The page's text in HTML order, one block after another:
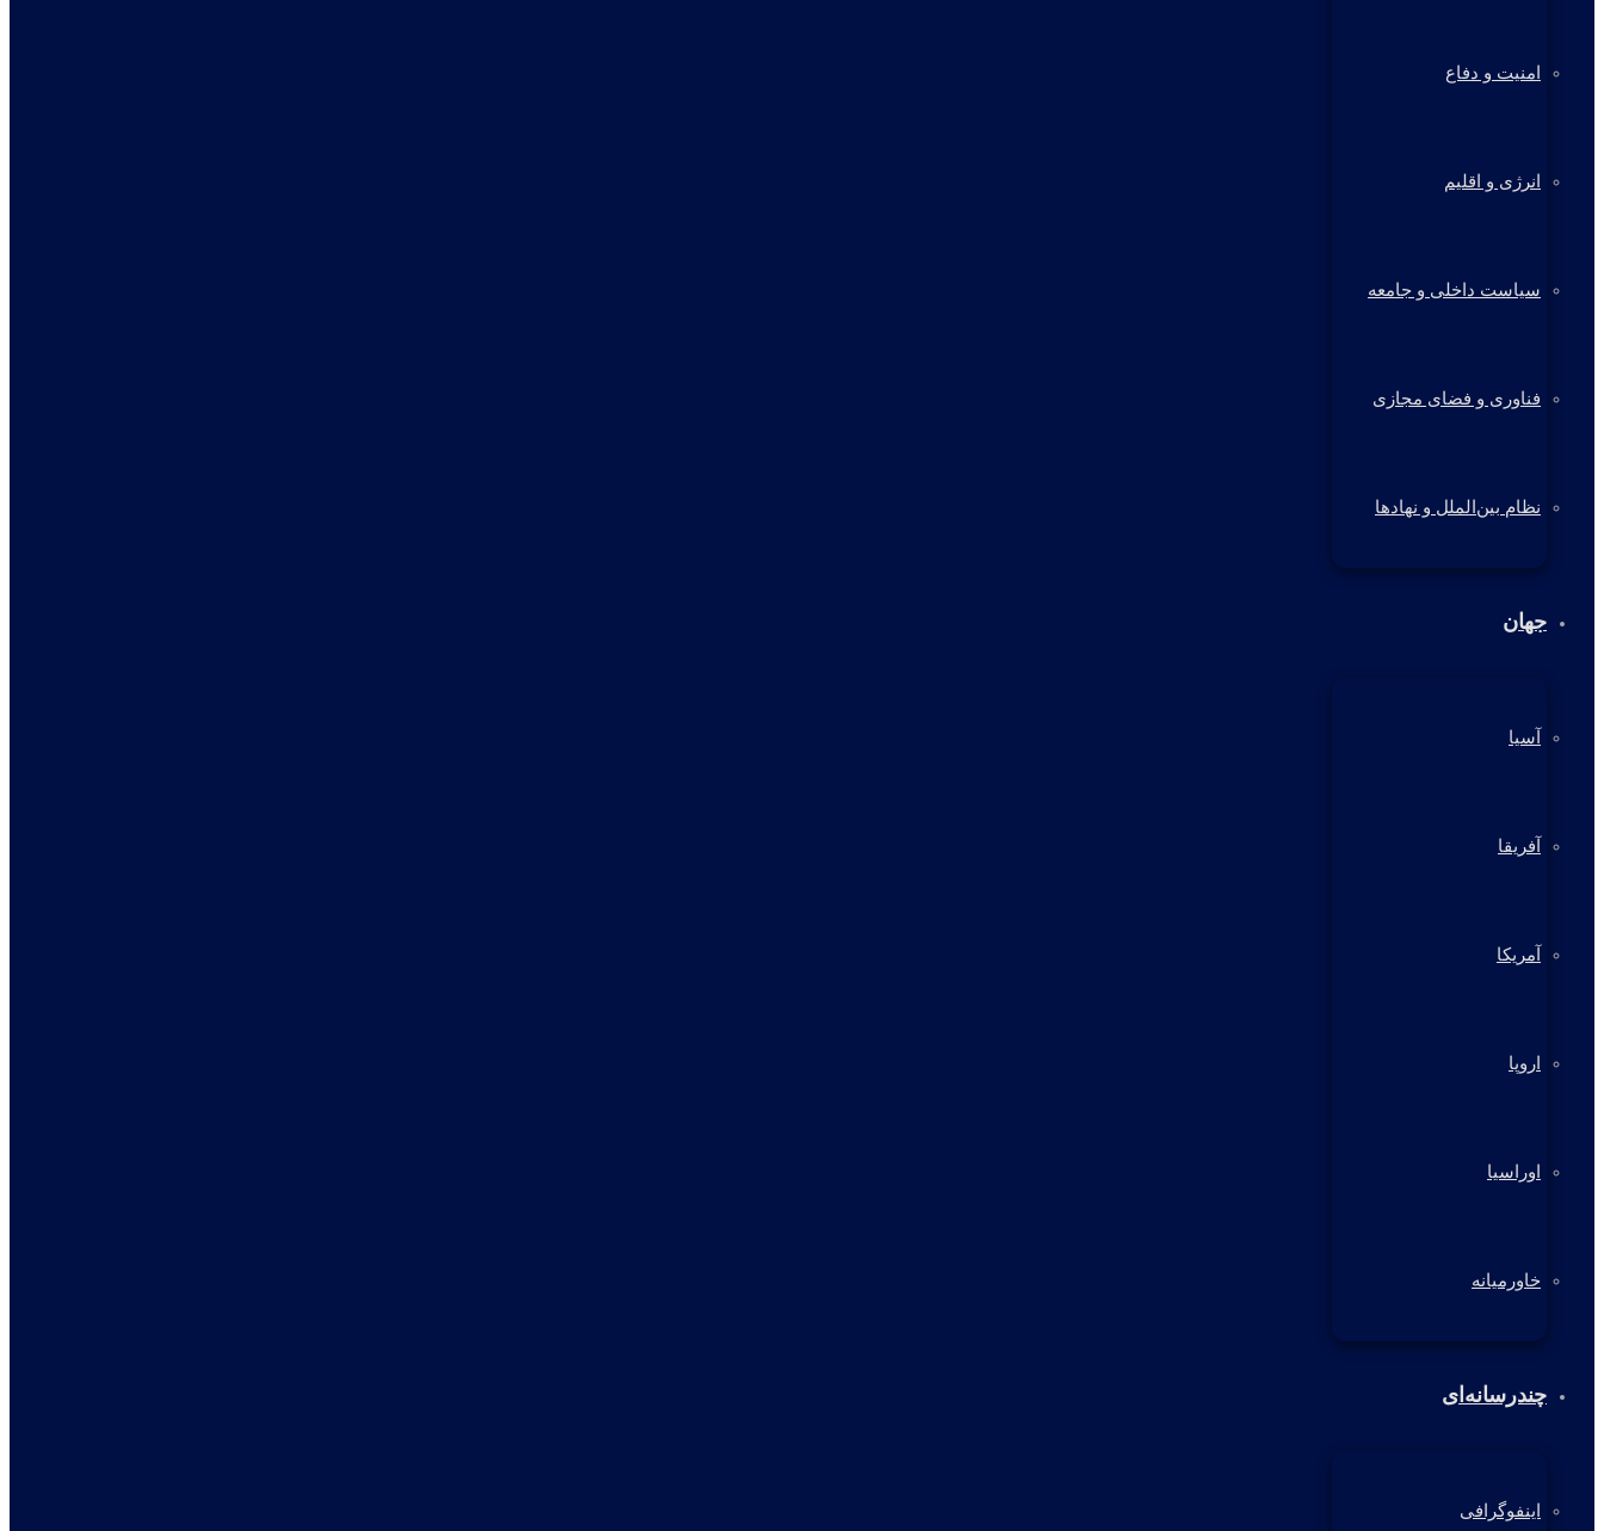
امنیت و دفاع
انرژی و اقلیم
سیاست داخلی و جامعه
فناوری و فضای مجازی
نظام بین‌الملل و نهادها
جهان
آسیا
آفریقا
آمریکا
اروپا
اوراسیا
خاورمیانه
چندرسانه‌ای
اینفوگرافی